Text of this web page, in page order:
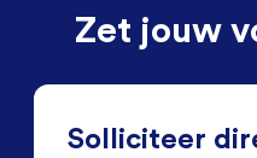
Zet jouw
Solliciteer